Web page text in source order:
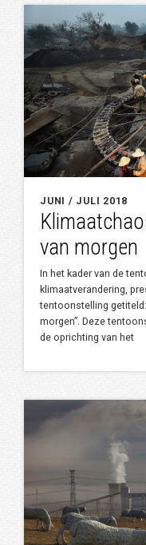
JUNI / JULI 2018
van morgen
In het kader van de
klimaatverandering,
tentoonstelling
morgen”. Deze
de oprichting van het